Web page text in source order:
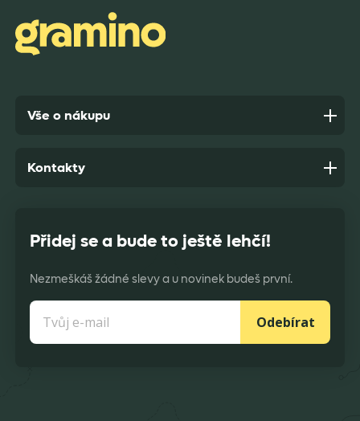
Anonym,před 7 dny
Vše o nákupu
Přidej se a bude to ještě lehčí!
Nezmeškáš žádné slevy a u novinek budeš první.
Odebírat
Kontakty